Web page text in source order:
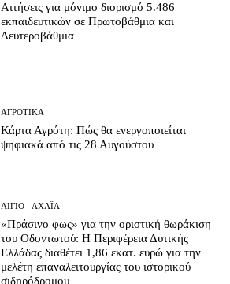
Αιτήσεις για μόνιμο διορισμό 5.486
εκπαιδευτικών σε Πρωτοβάθμια και
Δευτεροβάθμια
ΑΓΡΟΤΙΚΆ
Κάρτα Αγρότη: Πώς θα ενεργοποιείται
ψηφιακά από τις 28 Αυγούστου
ΑΊΓΙΟ - ΑΧΑΪ́Α
«Πράσινο φως» για την οριστική θωράκιση
του Οδοντωτού: Η Περιφέρεια Δυτικής
Ελλάδας διαθέτει 1,86 εκατ. ευρώ για την
μελέτη επαναλειτουργίας του ιστορικού
σιδηρόδρομου